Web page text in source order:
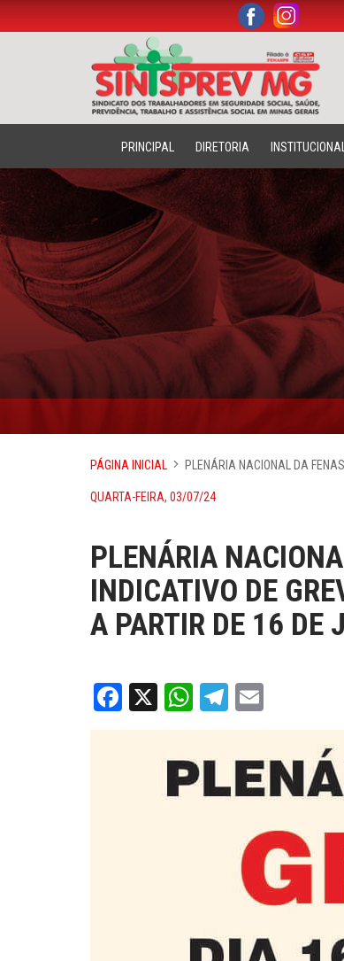
. .
PRINCIPAL DIRETORIA INSTITUCIONAL
PÁGINA INICIAL PLENÁRIA NACIONAL DA
QUARTA-FEIRA, 03/07/24
PLENÁRIA
INDICATIVO DE
A PARTIR DE 16 DE
Facebook
X WhatsApp
Telegram